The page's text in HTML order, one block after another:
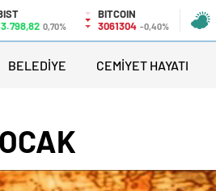
0,70%
BITCOIN
3061304 -0,40%
BELEDİYE CEMİYET HAYATI